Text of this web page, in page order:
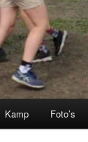
Kamp Foto’s